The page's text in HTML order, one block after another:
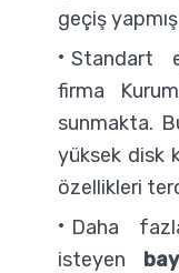
geçiş
Standart
firma
sunmakta.
yüksek disk
özellikleri
Daha
isteyen